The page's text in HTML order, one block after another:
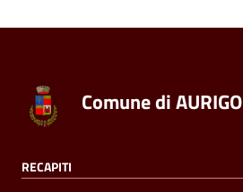
Comune di AURIGO
RECAPITI